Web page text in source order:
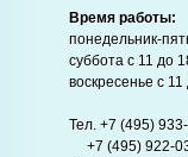
Время работы:
понедельник-
суббота с 11 до
воскресенье с
Тел. +7 (495)
+7 (495) 922-